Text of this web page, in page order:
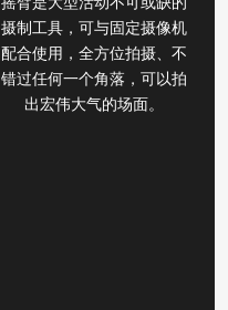
摄制工具，可与固定摄像机
配合使用，全方位拍摄、不
错过任何一个角落，可以拍
出宏伟大气的场面。